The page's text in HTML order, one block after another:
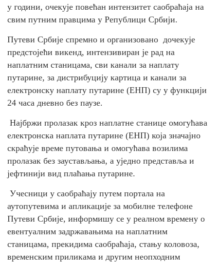
у години, очекује повећан интензитет саобраћаја на
свим путним правцима у Републици Србији.
Путеви Србије спремно и организовано дочекује
предстојећи викенд, интензивиран је рад на
наплатним станицама, сви канали за наплату
путарине, за дистрибуцију картица и канали за
електронску наплату путарине (ЕНП) су у функцији
24 часа дневно без паузе.
Најбржи пролазак кроз наплатне станице омогућава
електронска наплата путарине (ЕНП) која значајно
скраћује време путовања и омогућава возилима
пролазак без заустављања, а уједно представља и
јефтинији вид плаћања путарине.
Учесници у саобраћају путем портала на
аутопутевима и апликације за мобилне телефоне
Путеви Србије, информишу се у реалном времену о
евентуалним задржавањима на наплатним
станицама, прекидима саобраћаја, стању коловоза,
временским приликама и другим неопходним